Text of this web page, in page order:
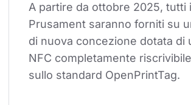
A partire da ottobre 2025, tutti
Prusament saranno forniti su
di nuova concezione dotata di
NFC completamente
sullo standard OpenPrintTag.